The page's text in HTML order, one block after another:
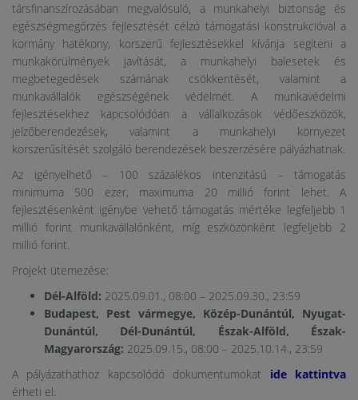
társfinanszírozásában megvalósuló, a munkahelyi biztonság és
egészségmegőrzés fejlesztését célzó támogatási konstrukcióval a
kormány hatékony, korszerű fejlesztésekkel kívánja segíteni a
munkakörülmények javítását, a munkahelyi balesetek és
megbetegedések számának csökkentését, valamint a
munkavállalók egészségének védelmét. A munkavédelmi
fejlesztésekhez kapcsolódóan a vállalkozások védőeszközök,
jelzőberendezések, valamint a munkahelyi környezet
korszerűsítését szolgáló berendezések beszerzésére pályázhatnak.
Az igényelhető – 100 százalékos intenzitású – támogatás
minimuma 500 ezer, maximuma 20 millió forint lehet. A
fejlesztésenként igénybe vehető támogatás mértéke legfeljebb 1
millió forint munkavállalónként, míg eszközönként legfeljebb 2
millió forint.
Projekt ütemezése:
Dél-Alföld: 2025.09.01., 08:00 – 2025.09.30., 23:59
Budapest, Pest vármegye, Közép-Dunántúl, Nyugat-
Dunántúl, Dél-Dunántúl, Észak-Alföld, Észak-
Magyarország: 2025.09.15., 08:00 – 2025.10.14., 23:59
A pályázathathoz kapcsolódó dokumentumokat ide kattintva
érheti el.